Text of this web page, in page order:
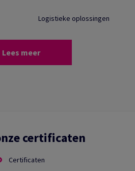
Logistieke oplossingen
Lees meer
certificaten
Certificaten